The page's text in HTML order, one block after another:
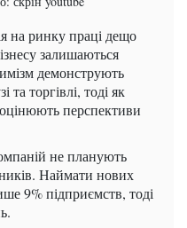
на ринку праці дещо
залишаються
демонструють
та торгівлі, тоді як
перспективи
не планують
Наймати нових
9% підприємств, тоді